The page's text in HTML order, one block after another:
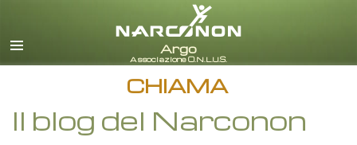
italiano
CHIAMA
Il blog del Narconon